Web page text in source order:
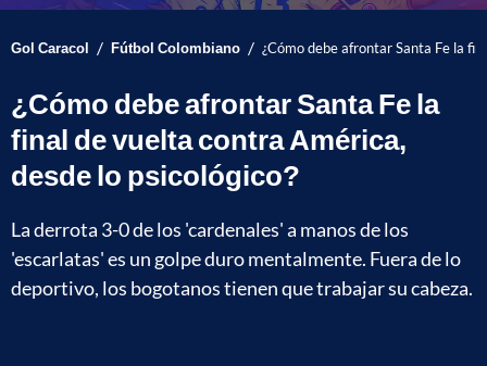
Gol Caracol / Fútbol Colombiano / ¿Cómo debe afrontar Santa Fe la
¿Cómo debe afrontar Santa Fe la
final de vuelta contra América,
desde lo psicológico?
La derrota 3-0 de los 'cardenales' a manos de los
'escarlatas' es un golpe duro mentalmente. Fuera de lo
deportivo, los bogotanos tienen que trabajar su cabeza.